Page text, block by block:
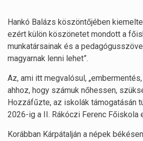
Hankó Balázs köszöntőjében
ezért külön köszönetet mondott a
munkatársainak és a
magyarnak lenni lehet”.
Az, ami itt megvalósul,
ahhoz, hogy számuk nőhessen,
Hozzáfűzte, az iskolák támogatásán
2026-ig a II. Rákóczi Ferenc Főiskola
Korábban Kárpátalján a népek